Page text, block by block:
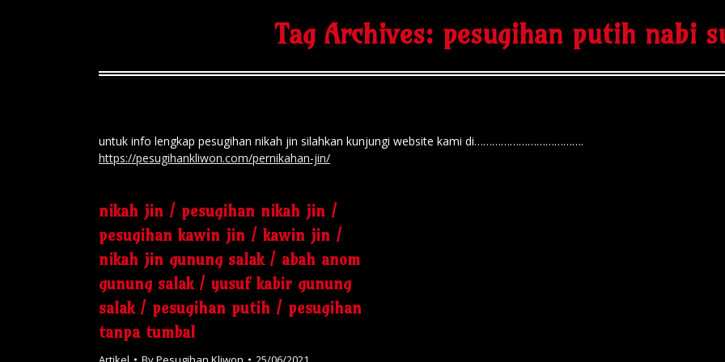
Tag Archives: pesugihan putih nabi
untuk info lengkap pesugihan nikah jin silahkan kunjungi website kami di……………………………….
https://pesugihankliwon.com/pernikahan-jin/
nikah jin / pesugihan nikah jin /
pesugihan kawin jin / kawin jin /
nikah jin gunung salak / abah anom
gunung salak / yusuf kabir gunung
salak / pesugihan putih / pesugihan
tanpa tumbal